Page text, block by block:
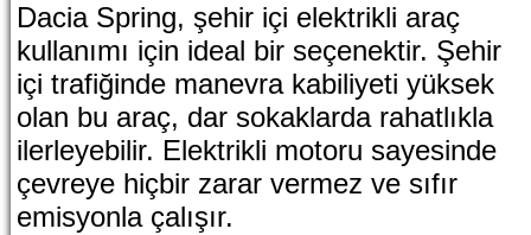
Dacia Spring, şehir içi elektrikli araç
kullanımı için ideal bir seçenektir. Şehir
içi trafiğinde manevra kabiliyeti yüksek
olan bu araç, dar sokaklarda rahatlıkla
ilerleyebilir. Elektrikli motoru sayesinde
çevreye hiçbir zarar vermez ve sıfır
emisyonla çalışır.